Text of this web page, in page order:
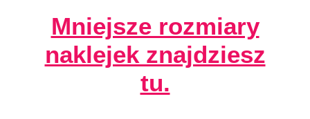
Mniejsze rozmiary
naklejek znajdziesz
tu.